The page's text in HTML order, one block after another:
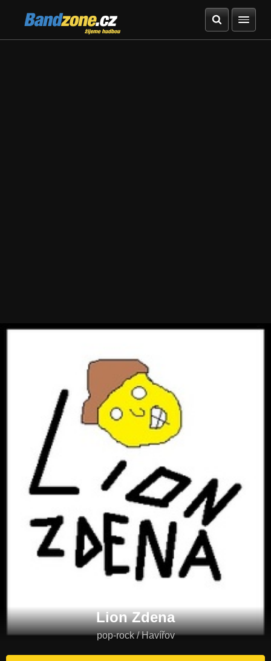
Bandzone.cz
žijeme hudbou
Lion Zdena
pop-rock / Havířov